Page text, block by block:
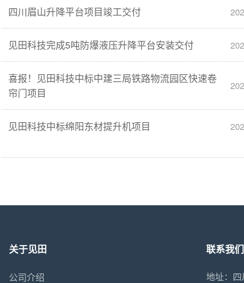
四川眉山升降平台项目竣工交付
见田科技完成5吨防爆液压升降平台安装交付
喜报！见田科技中标中建三局铁路物流园区快速卷
帘门项目
见田科技中标绵阳东材提升机项目
关于见田
公司介绍
联系我们
地址：